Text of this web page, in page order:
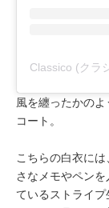
風を纏ったかの
コート。
こちらの白衣に
さなメモやペン
ているストライ